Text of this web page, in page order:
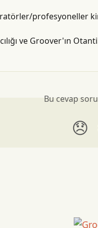
profesyoneller
ve Groover'ın
Bu cevap
😞